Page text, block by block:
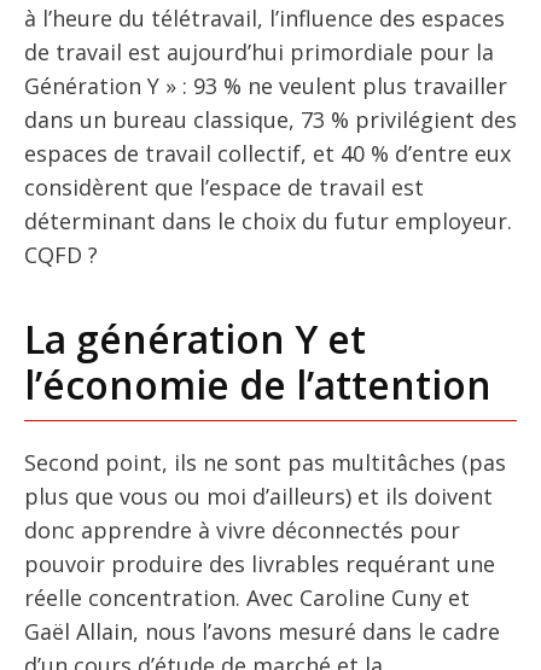
à l’heure du télétravail, l’influence des espaces
de travail est aujourd’hui primordiale pour la
Génération Y » : 93 % ne veulent plus travailler
dans un bureau classique, 73 % privilégient des
espaces de travail collectif, et 40 % d’entre eux
considèrent que l’espace de travail est
déterminant dans le choix du futur employeur.
CQFD ?
La génération Y et
l’économie de l’attention
Second point, ils ne sont pas multitâches (pas
plus que vous ou moi d’ailleurs) et ils doivent
donc apprendre à vivre déconnectés pour
pouvoir produire des livrables requérant une
réelle concentration. Avec Caroline Cuny et
Gaël Allain, nous l’avons mesuré dans le cadre